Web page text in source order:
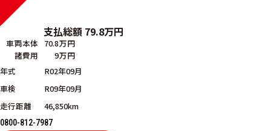
支払総額 79.8万円
車両本体
70.8万円
諸費用
9万円
年式
R02年09月
車検
R09年09月
走行距離
46,850km
0800-812-7987